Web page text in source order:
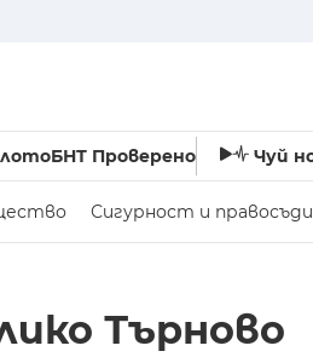
БНТ Проверено Чуй
Сигурност и
Търново